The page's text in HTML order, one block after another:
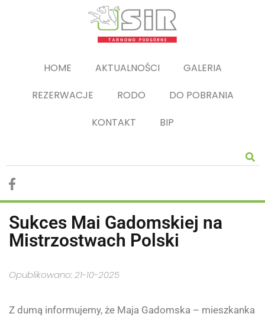
HOME AKTUALNOŚCI
GALERIA
REZERWACJE
RODO
DO POBRANIA
KONTAKT
BIP
Sukces Mai Gadomskiej na
Mistrzostwach Polski
Opublikowano: 21-10-2025
Z dumą informujemy, że Maja Gadomska – mieszkanka